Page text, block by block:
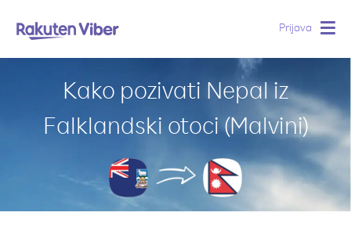
Prijava
Kako pozivati Nepal iz
Falklandski otoci (Malvini)